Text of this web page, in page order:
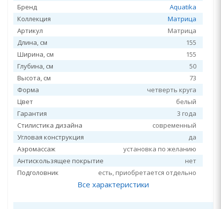
Бренд
Aquatika
Коллекция
Матрица
Артикул
Матрица
Длина, см
155
Ширина, см
155
Глубина, см
50
Высота, см
73
Форма
четверть круга
Цвет
белый
Гарантия
3 года
Стилистика дизайна
современный
Угловая конструкция
да
Аэромассаж
установка по желанию
Антискользящее покрытие
нет
Подголовник
есть, приобретается отдельно
Все характеристики